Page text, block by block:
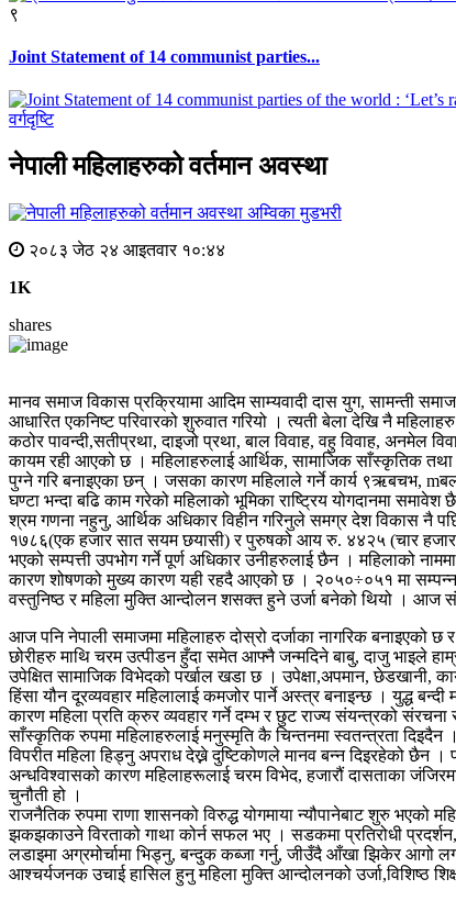
९
Joint Statement of 14 communist parties...
वर्गदृष्टि
नेपाली महिलाहरुको वर्तमान अवस्था
अम्विका मुडभरी
२०८३ जेठ २४ आइतवार १०:४४
1K
shares
मानव समाज विकास प्रक्रियामा आदिम साम्यवादी दास युग, सामन्ती
आधारित एकनिष्ट परिवारको शुरुवात गरियो । त्यती बेला देखि नै
कठोर पावन्दी,सतीप्रथा, दाइजो प्रथा, बाल विवाह, वहु विवाह, अनमेल
कायम रही आएको छ । महिलाहरुलाई आर्थिक, सामाजिक साँस्कृतिक तथा
पुग्ने गरि बनाइएका छन् । जसका कारण महिलाले गर्ने कार्य ९ऋबचभ,
घण्टा भन्दा बढि काम गरेको महिलाको भूमिका राष्ट्रिय योगदानमा
श्रम गणना नहुनु, आर्थिक अधिकार विहीन गरिनुले समग्र देश विकास नै
१७८६(एक हजार सात सयम छयासी) र पुरुषको आय रु. ४४२५ (चार हजार
भएको सम्पत्ती उपभोग गर्ने पूर्ण अधिकार उनीहरुलाई छैन । महिलाको
कारण शोषणको मुख्य कारण यही रहदै आएको छ । २०५०÷०५१ मा सम्पन्न
वस्तुनिष्ठ र महिला मुक्ति आन्दोलन शसक्त हुने उर्जा बनेको थियो । आज
आज पनि नेपाली समाजमा महिलाहरु दोस्रो दर्जाका नागरिक बनाइएको
छोरीहरु माथि चरम उत्पीडन हुँदा समेत आफ्नै जन्मदिने बाबु, दाजु भाइले
उपेक्षित सामाजिक विभेदको पर्खाल खडा छ । उपेक्षा,अपमान, छेडखानी,
हिंसा यौन दूरव्यवहार महिलालाई कमजोर पार्ने अस्त्र बनाइन्छ । युद्ध
कारण महिला प्रति क्रुर व्यवहार गर्ने दम्भ र छुट राज्य संयन्त्रको
साँस्कृतिक रुपमा महिलाहरुलाई मनुस्मृति कै चिन्तनमा स्वतन्त्रता दिइदैन
विपरीत महिला हिड्नु अपराध देख्ने दुष्टिकोणले मानव बन्न दिइरहेको छैन
अन्धविश्वासको कारण महिलाहरूलाई चरम विभेद, हजारौं दासताका
चुनौती हो ।
राजनैतिक रुपमा राणा शासनको विरुद्ध योगमाया न्यौपानेबाट शुरु भएको
झकझकाउने विरताको गाथा कोर्न सफल भए । सडकमा प्रतिरोधी
लडाइमा अग्रमोर्चामा भिड्नु, बन्दुक कब्जा गर्नु, जीउँदै आँखा झिकेर आगो
आश्चर्यजनक उचाई हासिल हुनु महिला मुक्ति आन्दोलनको उर्जा,विशिष्ठ